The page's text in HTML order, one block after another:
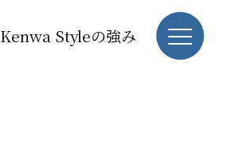
Kenwa Styleの強み